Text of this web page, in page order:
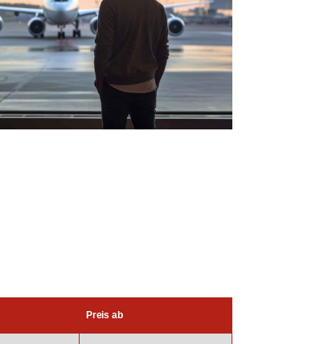
Preis ab